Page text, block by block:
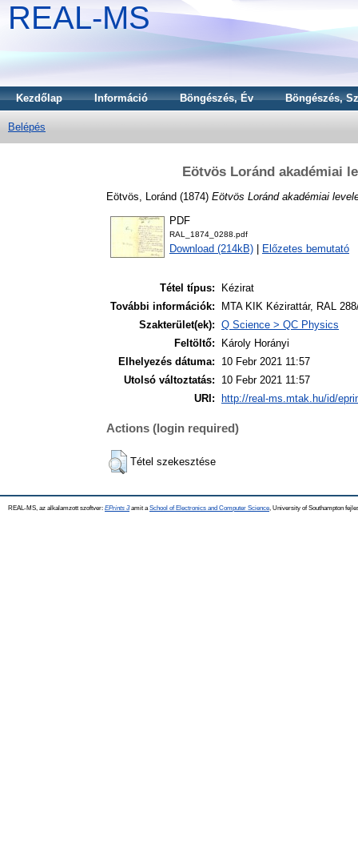
REAL-MS
Kezdőlap Információ Böngészés, Év Böngészés,
Belépés
Eötvös Loránd akadémiai
Eötvös, Loránd (1874) Eötvös Loránd akadémiai
PDF
RAL_1874_0288.pdf
Download (214kB) Előzetes bemutató
Tétel típus:
Kézirat
További információk:
MTA KIK Kézirattár, RAL
Szakterület(ek): Q Science > QC Physics
Feltöltő:
Károly Horányi
Elhelyezés dátuma:
10 Febr 2021 11:57
Utolsó változtatás:
10 Febr 2021 11:57
URI:
http://real-ms.mtak.hu/id/
Actions (login required)
Tétel szekesztése
REAL-MS, az alkalamzott szoftver: EPrints 3amit a School of Electronics and Computer Science , University of Southampton